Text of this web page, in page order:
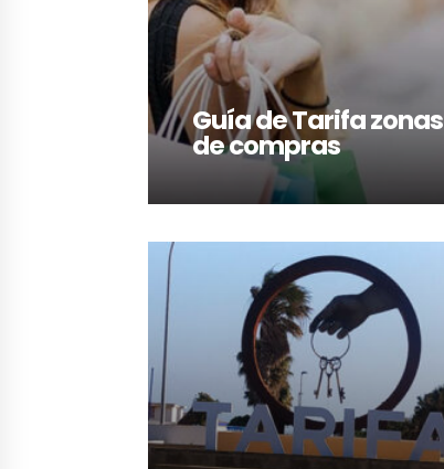
Guía de Tarifa zonas
de compras
LEER MÁS